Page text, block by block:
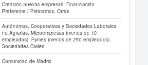
Creación nuevas empresas, Financiación
Preferente / Préstamos, Otras
Autónomos, Cooperativas y Sociedades Laborales
no Agrarias, Microempresas (menos de 10
empleados), Pymes (menos de 250 empleados),
Sociedades Civiles
Comunidad de Madrid